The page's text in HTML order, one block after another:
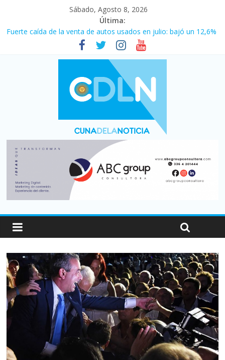
Sábado, Agosto 8, 2026
Última:
Fuerte caída de la venta de autos usados en julio: bajó un 12,6%
Central venció 1 a 0 al River de Coudet en el Monumental
La morosidad alcanzó su nivel más alto en dos décadas y ya
afecta a 400 mil deudores en Santa Fe
Desde que asumió Milei cerraron 41.000 kioscos: el sector
denuncia crisis como en 2001
Vacaciones de invierno con más movimiento y consumo
turístico: 4,6 millones de personas viajaron por el país, un 5,9%